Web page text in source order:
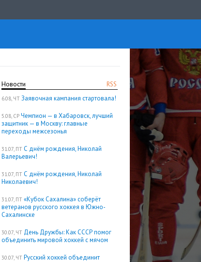
RSS
Новости
6.08, ЧТ Заявочная кампания стартовала!
5.08, СР Чемпион — в Хабаровск, лучший
защитник — в Москву: главные
переходы межсезонья
31.07, ПТ С днём рождения, Николай
Валерьевич!
31.07, ПТ С днём рождения, Николай
Николаевич!
31.07, ПТ «Кубок Сахалина» соберёт
ветеранов русского хоккея в Южно-
Сахалинске
30.07, ЧТ День Дружбы: Как СССР помог
объединить мировой хоккей с мячом
30.07, ЧТ Русский хоккей объединит